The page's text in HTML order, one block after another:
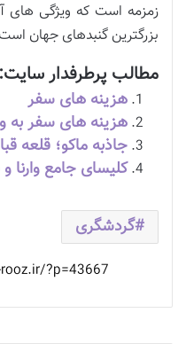
زمزمه است که ویژگی های
بزرگترین گنبدهای جهان
مطالب پرطرفدار سایت:
هزینه های سفر
هزینه های سفر به
جاذبه ماکو؛ قلعه
کلیسای جامع وارنا
گردشگری